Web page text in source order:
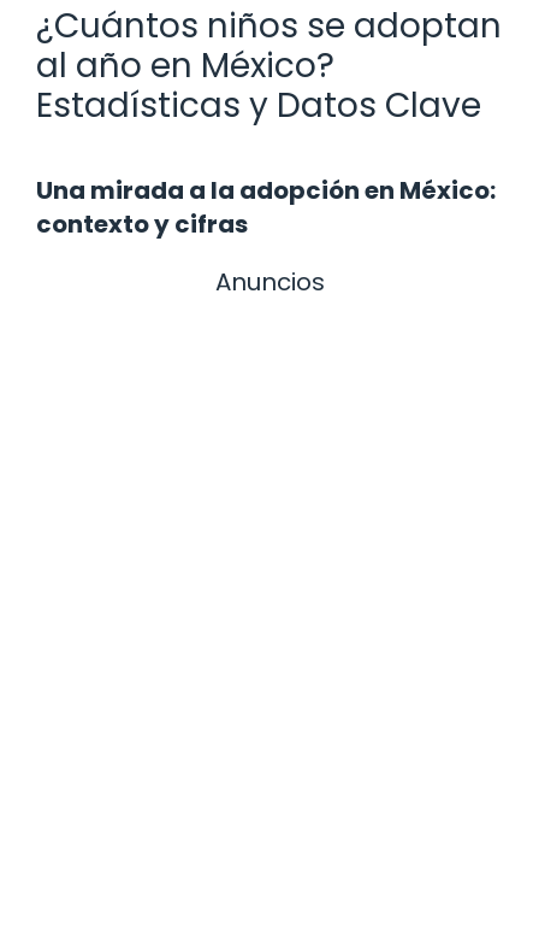
¿Cuántos niños se adoptan
al año en México?
Estadísticas y Datos Clave
Una mirada a la adopción en México:
contexto y cifras
Anuncios